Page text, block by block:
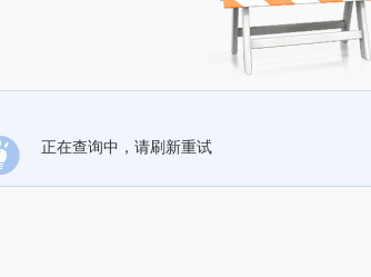
正在查询中，请刷新重试